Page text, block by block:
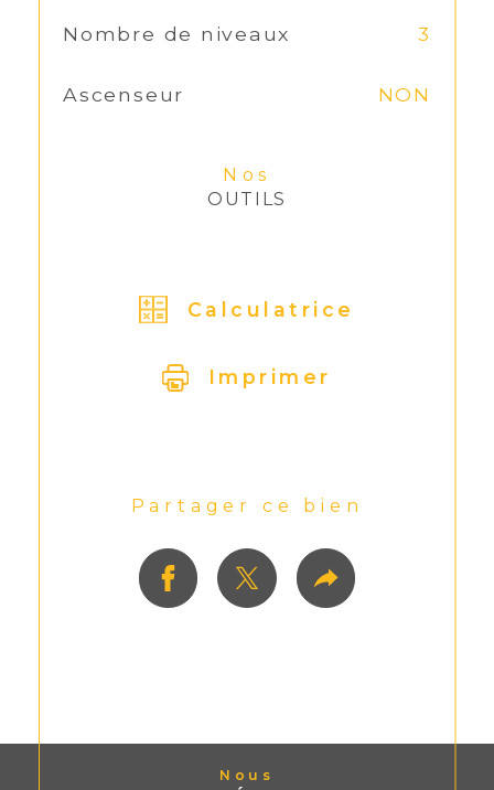
Nombre de niveaux 3
Ascenseur NON
Nos
OUTILS
Calculatrice
Imprimer
Partager ce bien
Nous